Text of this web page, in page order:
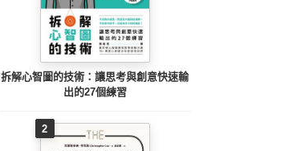
拆解心智圖的技術：讓思考與創意快速輸
出的27個練習
2